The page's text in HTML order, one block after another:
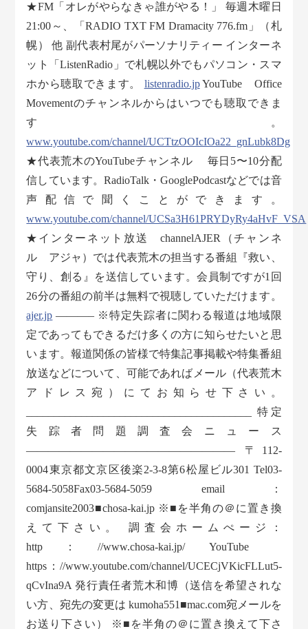
★FM「オレがやらなきゃ誰がやる！」 毎週木曜日
21:00～、「RADIO TXT FM Dramacity 776.fm」（札
幌） 他 副代表村尾がパーソナリティー インターネ
ット「ListenRadio」で札幌以外でもパソコン・スマ
ホから聴取できます。 listenradio.jpYouTube Office
Movementのチャンネルからはいつでも聴取できま
す。
www.youtube.com/channel/UCTtzOOIcIOa22_gnLubk8Dg
★代表荒木のYouTubeチャンネル 毎日5〜10分配
信しています。RadioTalk・GooglePodcastなどでは音
声配信で聞くことができます。
www.youtube.com/channel/UCSa3H61PRYDyRy4aHvF_VSA
★インターネット放送 channelAJER（チャンネ
ル アジャ）では代表荒木の担当する番組『救い、
守り、創る』を送信しています。会員制ですが1回
26分の番組の前半は無料で視聴していただけます。
ajer.jp ———– ※特定失踪者に関わる報道は地域限
定であってもできるだけ多くの方に知らせたいと思
います。報道関係の皆様で特集記事掲載や特集番組
放送などについて、可能であればメール（代表荒木
アドレス宛）にてお知らせ下さい。
_________________________________________ 特定
失踪者問題調査会ニュース
——————————————————— 〒112-
0004東京都文京区後楽2-3-8第6松屋ビル301 Tel03-
5684-5058Fax03-5684-5059 email：
comjansite2003■chosa-kai.jp ※■を半角の＠に置き換
えて下さい。 調査会ホームぺージ：
http：//www.chosa-kai.jp/ YouTube
https：//www.youtube.com/channel/UCECjVKicFLLut5-
qCvIna9A 発行責任者荒木和博（送信を希望されな
い方、宛先の変更は kumoha551■mac.com宛メールを
お送り下さい） ※■を半角の＠に置き換えて下さ